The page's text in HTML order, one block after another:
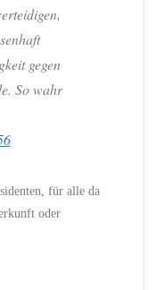
gegen
So wahr
für alle da
oder